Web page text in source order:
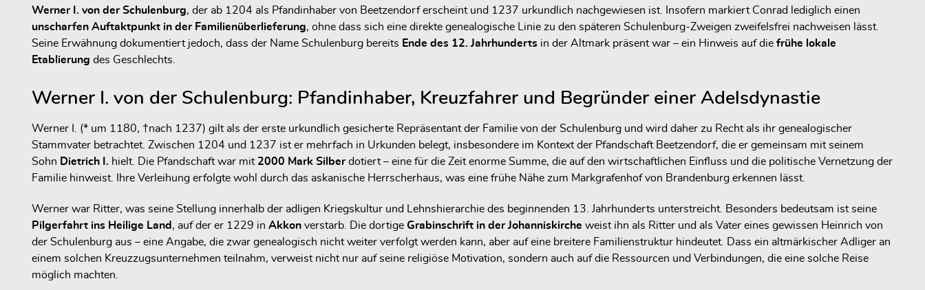
Werner I. von der Schulenburg, der ab 1204 als Pfandinhaber von Beetzendorf erscheint und 1237 urkundlich nachgewiesen ist. Insofern markiert Conrad lediglich einen
unscharfen Auftaktpunkt in der Familienüberlieferung, ohne dass sich eine direkte genealogische Linie zu den späteren Schulenburg-Zweigen zweifelsfrei nachweisen lässt.
Seine Erwähnung dokumentiert jedoch, dass der Name Schulenburg bereits Ende des 12. Jahrhunderts in der Altmark präsent war – ein Hinweis auf die frühe lokale
Etablierung des Geschlechts.
Werner I. von der Schulenburg: Pfandinhaber, Kreuzfahrer und Begründer einer Adelsdynastie
Werner I. (* um 1180, †nach 1237) gilt als der erste urkundlich gesicherte Repräsentant der Familie von der Schulenburg und wird daher zu Recht als ihr genealogischer
Stammvater betrachtet. Zwischen 1204 und 1237 ist er mehrfach in Urkunden belegt, insbesondere im Kontext der Pfandschaft Beetzendorf, die er gemeinsam mit seinem
Sohn Dietrich I. hielt. Die Pfandschaft war mit 2000 Mark Silberdotiert – eine für die Zeit enorme Summe, die auf den wirtschaftlichen Einfluss und die politische Vernetzung der
Familie hinweist. Ihre Verleihung erfolgte wohl durch das askanische Herrscherhaus, was eine frühe Nähe zum Markgrafenhof von Brandenburg erkennen lässt.
Werner war Ritter, was seine Stellung innerhalb der adligen Kriegskultur und Lehnshierarchie des beginnenden 13. Jahrhunderts unterstreicht. Besonders bedeutsam ist seine
Pilgerfahrt ins Heilige Land , auf der er 1229 in Akkon verstarb. Die dortige Grabinschrift in der Johanniskirche weist ihn als Ritter und als Vater eines gewissen Heinrich von
der Schulenburg aus – eine Angabe, die zwar genealogisch nicht weiter verfolgt werden kann, aber auf eine breitere Familienstruktur hindeutet. Dass ein altmärkischer Adliger an
einem solchen Kreuzzugsunternehmen teilnahm, verweist nicht nur auf seine religiöse Motivation, sondern auch auf die Ressourcen und Verbindungen, die eine solche Reise
möglich machten.